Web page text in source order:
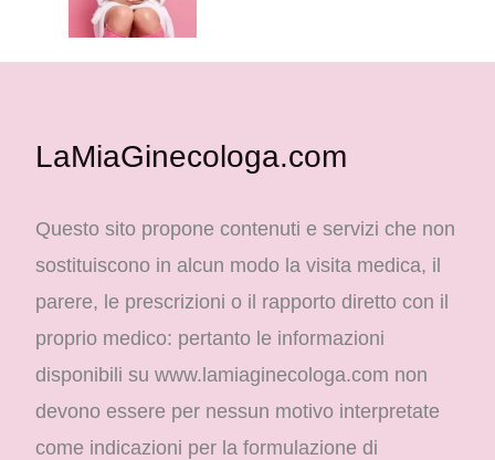
LaMiaGinecologa.com
Questo sito propone contenuti e servizi che non
sostituiscono in alcun modo la visita medica, il
parere, le prescrizioni o il rapporto diretto con il
proprio medico: pertanto le informazioni
disponibili su www.lamiaginecologa.com non
devono essere per nessun motivo interpretate
come indicazioni per la formulazione di